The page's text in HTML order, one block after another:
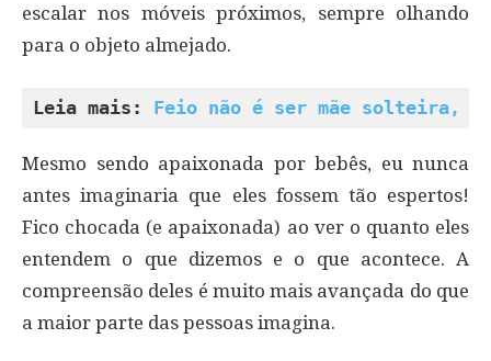
escalar nos móveis próximos, sempre olhando
para o objeto almejado.
Leia mais: Feio não é ser mãe solteira,
Mesmo sendo apaixonada por bebês, eu nunca
antes imaginaria que eles fossem tão espertos!
Fico chocada (e apaixonada) ao ver o quanto eles
entendem o que dizemos e o que acontece. A
compreensão deles é muito mais avançada do que
a maior parte das pessoas imagina.